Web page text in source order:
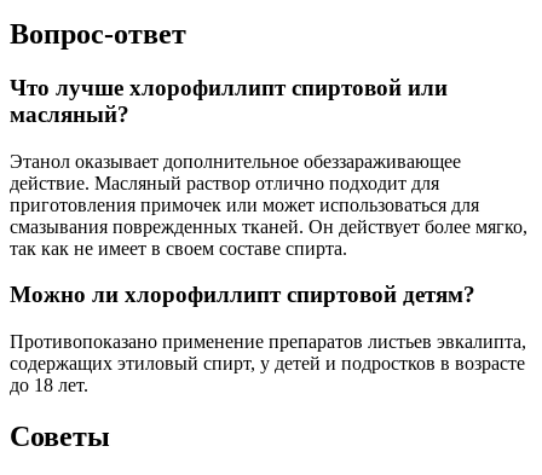
Вопрос-ответ
Что лучше хлорофиллипт спиртовой или
масляный?
Этанол оказывает дополнительное обеззараживающее
действие. Масляный раствор отлично подходит для
приготовления примочек или может использоваться для
смазывания поврежденных тканей. Он действует более мягко,
так как не имеет в своем составе спирта.
Можно ли хлорофиллипт спиртовой детям?
Противопоказано применение препаратов листьев эвкалипта,
содержащих этиловый спирт, у детей и подростков в возрасте
до 18 лет.
Советы